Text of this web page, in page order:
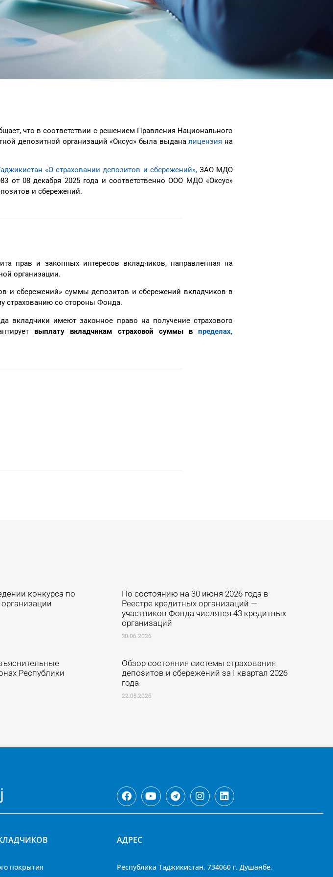
что в соответствии с решением Правления Национального
депозитной организаций «Оксус» была выданалицензия на
«О страховании депозитов и сбережений»,ЗАО МДО
от 08 декабря 2025 года и соответственно ООО МДО «Оксус»
и сбережений.
прав и законных интересов вкладчиков, направленная на
организации.
и сбережений» суммы депозитов и сбережений вкладчиков в
страхованию со стороны Фонда.
вкладчики имеют законное право на получение страхового
выплату вкладчикам страховой суммы впределах,
конкурса по
По состоянию на 30 июня 2026 года в
Реестре кредитных организаций —
участников Фонда числятся 43 кредитных
организаций
30.06.2026
Республики
Обзор состояния системы страхования
депозитов и сбережений за I квартал 2026
года
22.05.2026
покрытия
АДРЕС
Республика Таджикистан, 734060 г. Душанбе,